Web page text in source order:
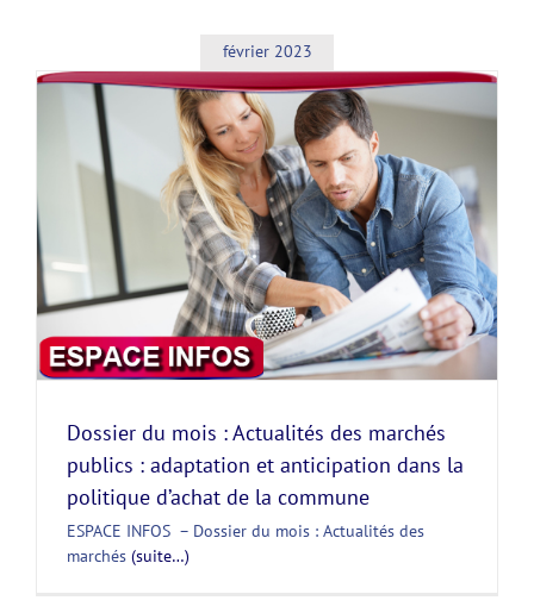
février 2023
Dossier du mois : Actualités des marchés
publics : adaptation et anticipation dans la
politique d’achat de la commune
ESPACE INFOS – Dossier du mois : Actualités des
marchés (suite…)